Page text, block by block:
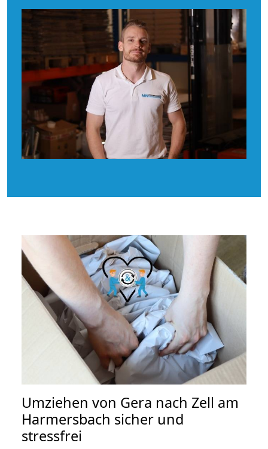
Umziehen von Gera nach Zell am
Harmersbach sicher und
stressfrei